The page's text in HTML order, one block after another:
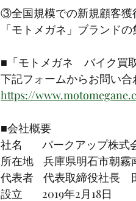
③全国規模での新規顧客獲
「モトメガネ」ブランド
■「モトメガネ　バイク買
下記フォームからお問い合
https://
■会社概要
社名        パークアップ株式
所在地    兵庫県明石市朝
代表者    代表取締役社長
設立        2019年2月18日